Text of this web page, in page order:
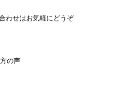
わせはお気軽にどうぞ